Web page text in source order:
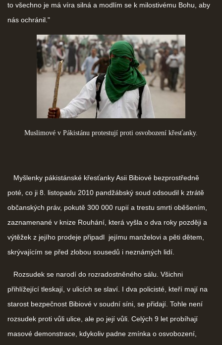
to všechno je má víra silná a modlím se k milostivému Bohu, aby
nás ochránil."
Muslimové v Pákistánu protestují proti osvobození křesťanky.
Myšlenky pákistánské křesťanky Asii Bibiové bezprostředně
poté, co ji 8. listopadu 2010 pandžábský soud odsoudil k ztrátě
občanských práv, pokutě 300 000 rupií a trestu smrti oběšením,
zaznamenané v knize Rouhání, která vyšla o dva roky později a
výtěžek z jejího prodeje připadl jejímu manželovi a pěti dětem,
skrývajícím se před zlobou sousedů i neznámých lidí.
Rozsudek se narodí do rozradostněného sálu. Všichni
přihlížející tleskají, v ulicích se slaví. I dva policisté, kteří mají na
starost bezpečnost Bibiové v soudní síni, se přidají. Tohle není
rozsudek proti vůli ulice, ale po její vůli. Celých 9 let probíhají
masové demonstrace, kdykoliv padne zmínka o osvobození,